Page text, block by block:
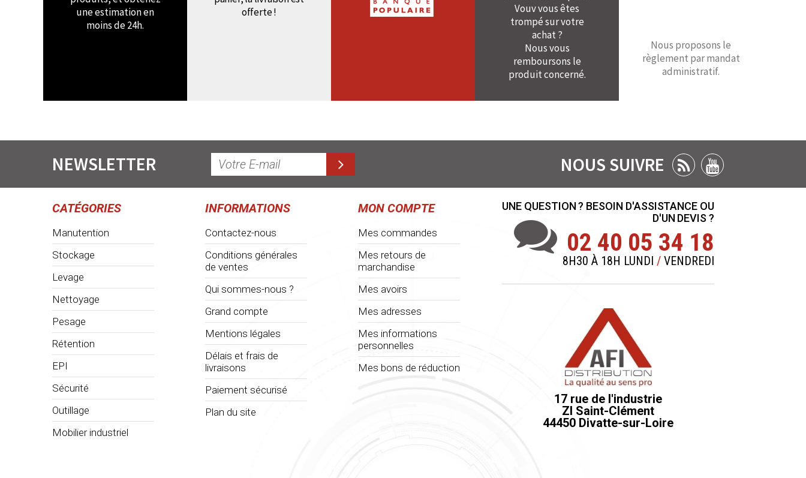
une estimation en
moins de 24h.
offerte !
Vouv vous êtes
trompé sur votre
achat ?
Nous vous
remboursons le
produit concerné.
Nous proposons le
règlement par mandat
administratif.
NEWSLETTER NOUS SUIVRE
CATÉGORIES
Manutention
Stockage
Levage
Nettoyage
Pesage
Rétention
EPI
Sécurité
Outillage
Mobilier industriel
INFORMATIONS
Contactez-nous
Conditions générales
de ventes
Qui sommes-nous ?
Grand compte
Mentions légales
Délais et frais de
livraisons
Paiement sécurisé
Plan du site
MON COMPTE
Mes commandes
Mes retours de
marchandise
Mes avoirs
Mes adresses
Mes informations
personnelles
Mes bons de réduction
UNE QUESTION ? BESOIN D'ASSISTANCE OU
D'UN DEVIS ?
02 40 05 34 18
8H30 À 18H LUNDI / VENDREDI
17 rue de l'industrie
ZI Saint-Clément
44450 Divatte-sur-Loire